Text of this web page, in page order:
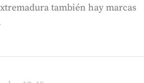
también hay marcas